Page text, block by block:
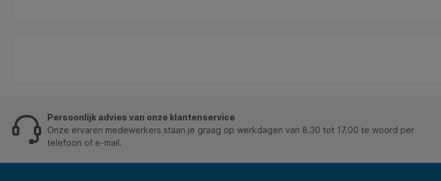
Persoonlijk advies van onze klantenservice
Onze ervaren medewerkers staan je graag op werkdagen van 8.30 tot 17.00 te woord per
telefoon of e-mail.